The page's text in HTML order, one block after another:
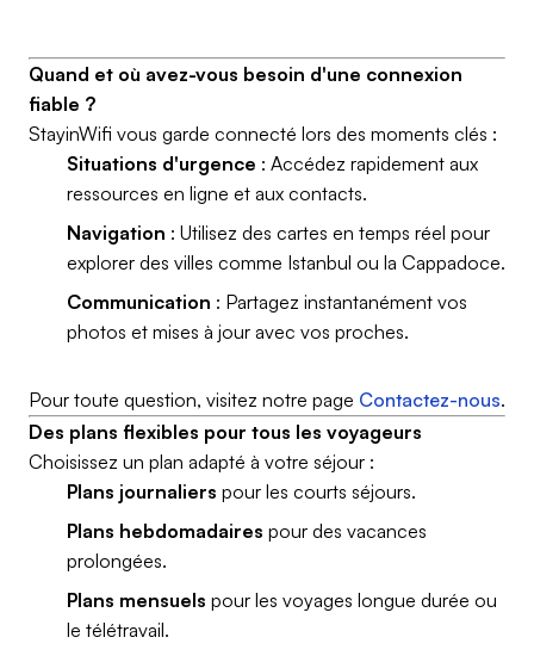
Quand et où avez-vous besoin d'une connexion
fiable ?
StayinWifi vous garde connecté lors des moments clés :
Situations d'urgence : Accédez rapidement aux
ressources en ligne et aux contacts.
Navigation : Utilisez des cartes en temps réel pour
explorer des villes comme Istanbul ou la Cappadoce.
Communication : Partagez instantanément vos
photos et mises à jour avec vos proches.
Pour toute question, visitez notre page Contactez-nous.
Des plans flexibles pour tous les voyageurs
Choisissez un plan adapté à votre séjour :
Plans journaliers pour les courts séjours.
Plans hebdomadaires pour des vacances
prolongées.
Plans mensuels pour les voyages longue durée ou
le télétravail.